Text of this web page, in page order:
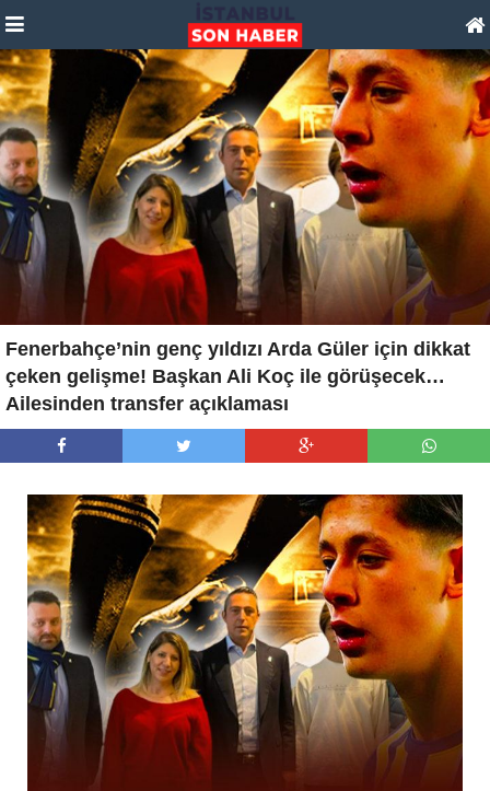
Fenerbahçe’nin genç yıldızı Arda Güler için dikkat
çeken gelişme! Başkan Ali Koç ile görüşecek…
Ailesinden transfer açıklaması